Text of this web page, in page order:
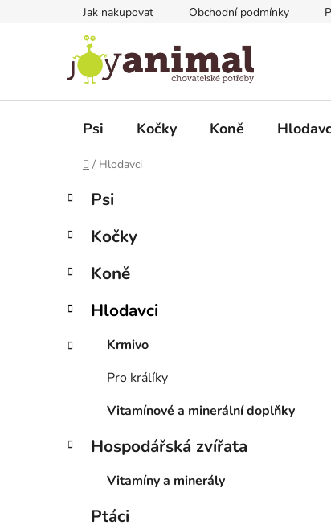
Jak nakupovat Obchodní podmínky
Psi Kočky Koně
Domů
/ Hlodavci
P
s
r
n
n
í
e
Přeskočit
kategorie
K
a
e
o
i
Psi
Kočky
Koně
Hlodavci
Krmivo
Pro králíky
Vitamínové a minerální doplňky
Hospodářská zvířata
Vitamíny a minerály
Ptáci